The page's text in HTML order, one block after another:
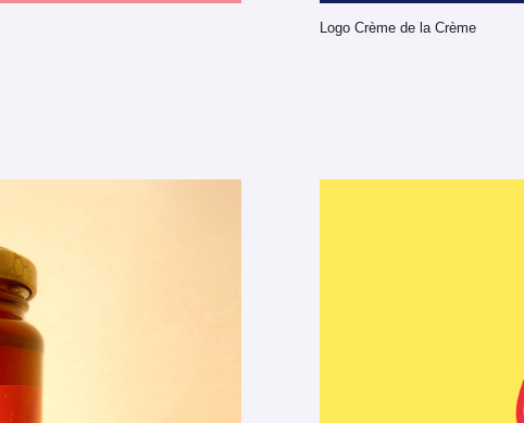
Logo Crème de la Crème